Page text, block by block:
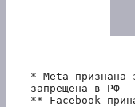
* Meta признана
запрещена в РФ
** Facebook